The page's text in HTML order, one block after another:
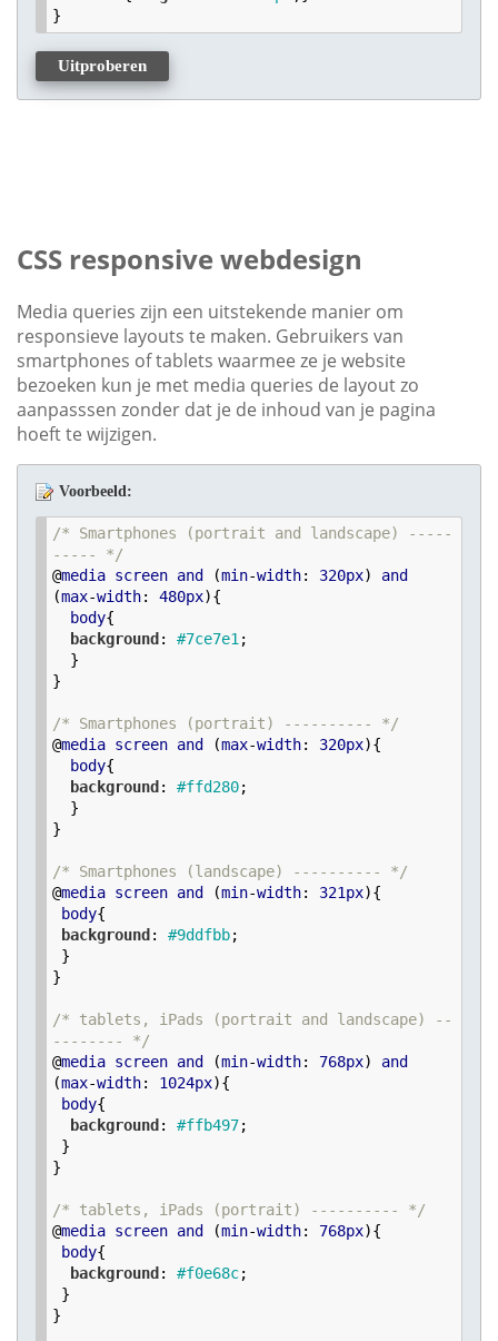
}
Uitproberen
CSS responsive webdesign
Media queries zijn een uitstekende manier om
responsieve layouts te maken. Gebruikers van
smartphones of tablets waarmee ze je website
bezoeken kun je met media queries de layout zo
aanpasssen zonder dat je de inhoud van je pagina
hoeft te wijzigen.
Voorbeeld:
/* Smartphones (portrait and landscape) -----
----- */
@media screen and (min-width: 320px) and
(max-width: 480px){
body{
background : #7ce7e1 ;
}
/* Smartphones (portrait) ---------- */
@media screen and (max-width: 320px){
body{
background : #ffd280;
}
/* Smartphones (landscape) ---------- */
@media screen and (min-width: 321px){
body{
background : #9ddfbb;
}
/* tablets, iPads (portrait and landscape) --
-------- */
@media screen and (min-width: 768px) and
(max-width: 1024px){
body{
background : #ffb497;
}
/* tablets, iPads (portrait) ---------- */
@media screen and (min-width: 768px){
body{
background : #f0e68c;
}